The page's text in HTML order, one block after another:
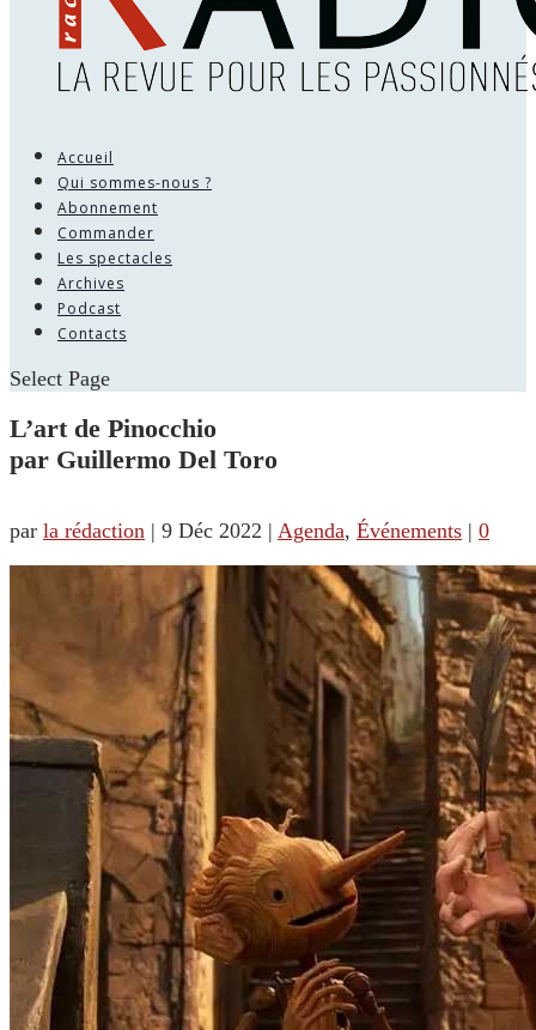
Accueil
Qui sommes-nous ?
Abonnement
Commander
Les spectacles
Archives
Podcast
Contacts
Select Page
L’art de Pinocchio
par Guillermo Del Toro
par la rédaction | 9 Déc 2022 | Agenda, Événements | 0